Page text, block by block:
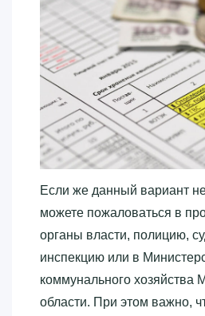
Если же данный вариант
можете пожаловаться в
органы власти, полицию,
инспекцию или в
коммунального хозяйства
области. При этом важно,